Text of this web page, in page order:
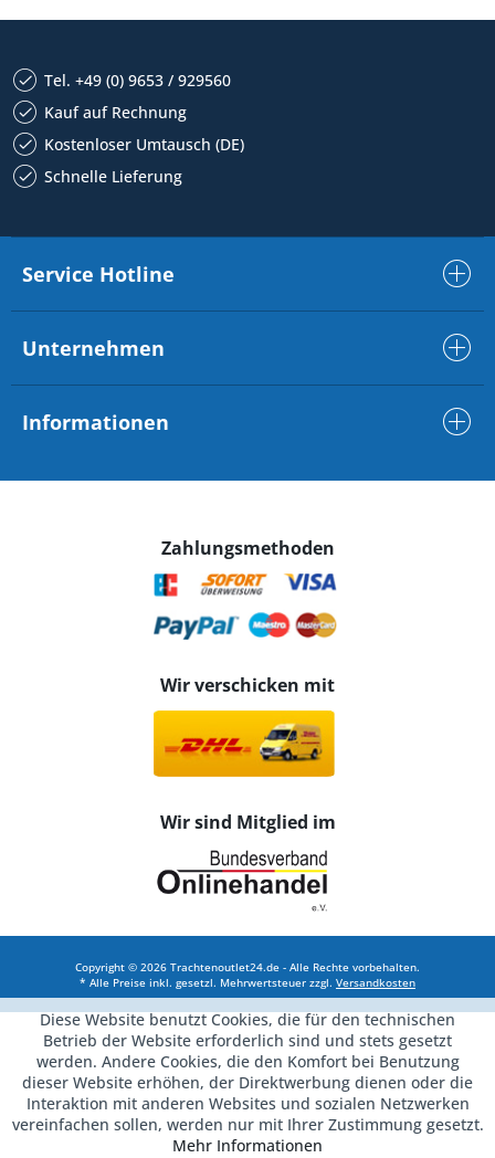
Tel. +49 (0) 9653 / 929560
Kauf auf Rechnung
Kostenloser Umtausch (DE)
Schnelle Lieferung
Service Hotline
Unternehmen
Informationen
Zahlungsmethoden
Wir verschicken mit
Wir sind Mitglied im
Copyright © 2026 Trachtenoutlet24.de - Alle Rechte vorbehalten.
* Alle Preise inkl. gesetzl. Mehrwertsteuer zzgl. Versandkosten
Diese Website benutzt Cookies, die für den technischen
Betrieb der Website erforderlich sind und stets gesetzt
werden. Andere Cookies, die den Komfort bei Benutzung
dieser Website erhöhen, der Direktwerbung dienen oder die
Interaktion mit anderen Websites und sozialen Netzwerken
vereinfachen sollen, werden nur mit Ihrer Zustimmung gesetzt.
Mehr Informationen